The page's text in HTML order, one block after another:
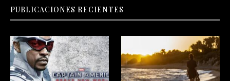
PUBLICACIONES RECIENTES